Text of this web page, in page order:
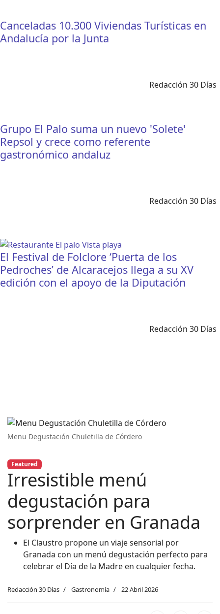
Canceladas 10.300 Viviendas Turísticas en
Andalucía por la Junta
Redacción 30 Días
Grupo El Palo suma un nuevo 'Solete'
Repsol y crece como referente
gastronómico andaluz
Redacción 30 Días
El Festival de Folclore ‘Puerta de los
Pedroches’ de Alcaracejos llega a su XV
edición con el apoyo de la Diputación
Redacción 30 Días
Menu Degustación Chuletilla de Córdero
Featured
Irresistible menú
degustación para
sorprender en Granada
El Claustro propone un viaje sensorial por
Granada con un menú degustación perfecto para
celebrar el Día de la Madre en cualquier fecha.
Redacción 30 Días Gastronomía 22 Abril 2026